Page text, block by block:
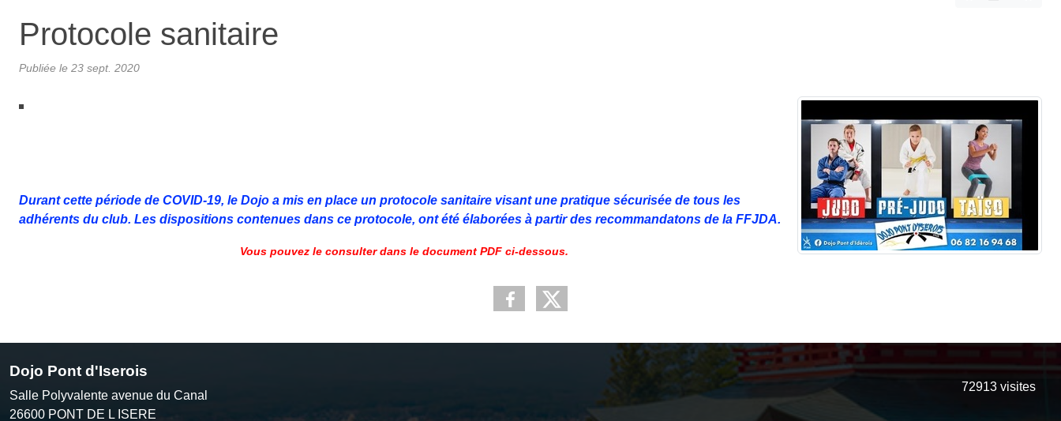
Protocole sanitaire
Publiée le 23 sept. 2020
Durant cette période de COVID-19, le Dojo a mis en place un protocole sanitaire visant une pratique sécurisée de tous les
adhérents du club. Les dispositions contenues dans ce protocole, ont été élaborées à partir des recommandatons de la FFJDA.
Vous pouvez le consulter dans le document PDF ci-dessous.
Dojo Pont d'Iserois
Salle Polyvalente avenue du Canal
26600 PONT DE L ISERE
72913 visites